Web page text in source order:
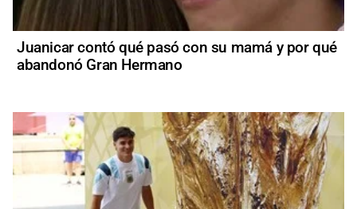
Juanicar contó qué pasó con su mamá y por qué
abandonó Gran Hermano